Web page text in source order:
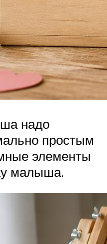
надо
простым
элементы
малыша.